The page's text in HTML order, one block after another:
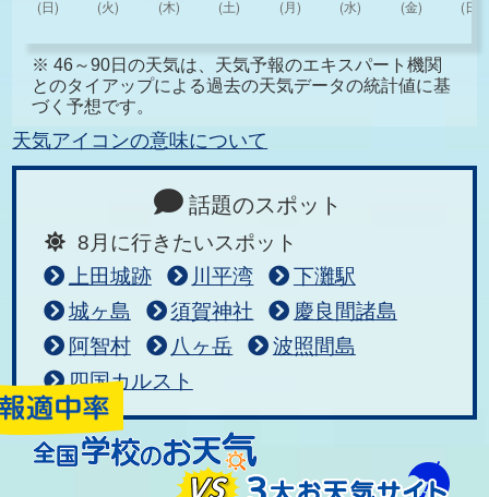
※ 46～90日の天気は、天気予報のエキスパート機関
とのタイアップによる過去の天気データの統計値に基
づく予想です。
天気アイコンの意味について
話題のスポット
8月に行きたいスポット
上田城跡
川平湾
下灘駅
城ヶ島
須賀神社
慶良間諸島
阿智村
八ヶ岳
波照間島
四国カルスト